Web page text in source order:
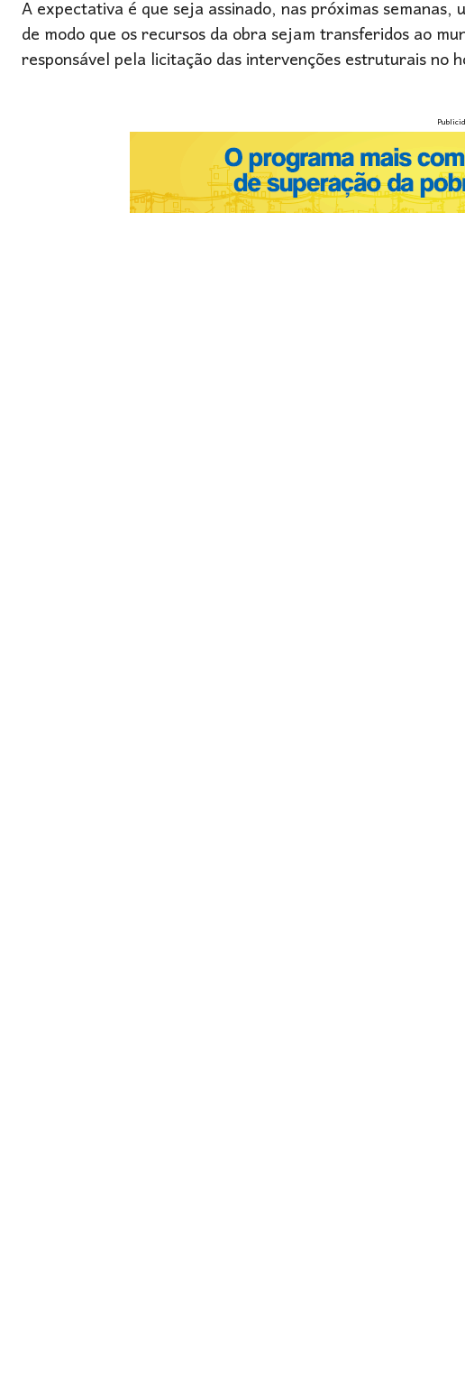
A expectativa é que seja assinado, nas próximas
de modo que os recursos da obra sejam transferidos ao
responsável pela licitação das intervenções estruturais no